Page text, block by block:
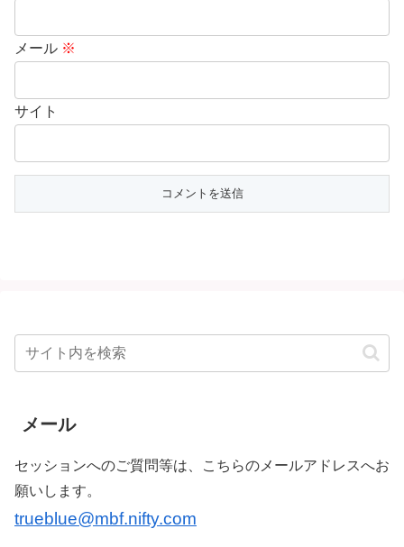
メール ※
サイト
メール
セッションへのご質問等は、こちらのメールアドレスへお
願いします。
trueblue@mbf.nifty.com